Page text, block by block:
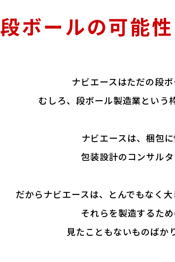
段ボールの可能
ナビエースはただの段
むしろ、段ボール製造業という
ナビエースは、梱包
包装設計のコンサルタ
だからナビエースは、とんでもなく
それらを製造するため
見たこともないものばか